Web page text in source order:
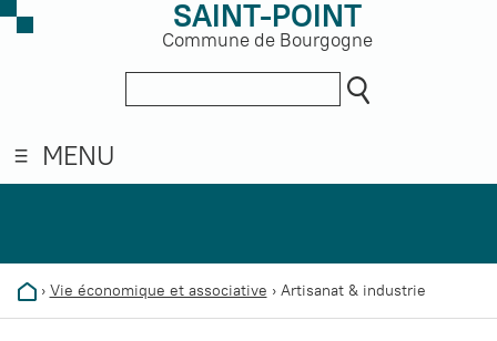
SAINT-POINT
Commune de Bourgogne
MENU
› Vie économique et associative › Artisanat & industrie